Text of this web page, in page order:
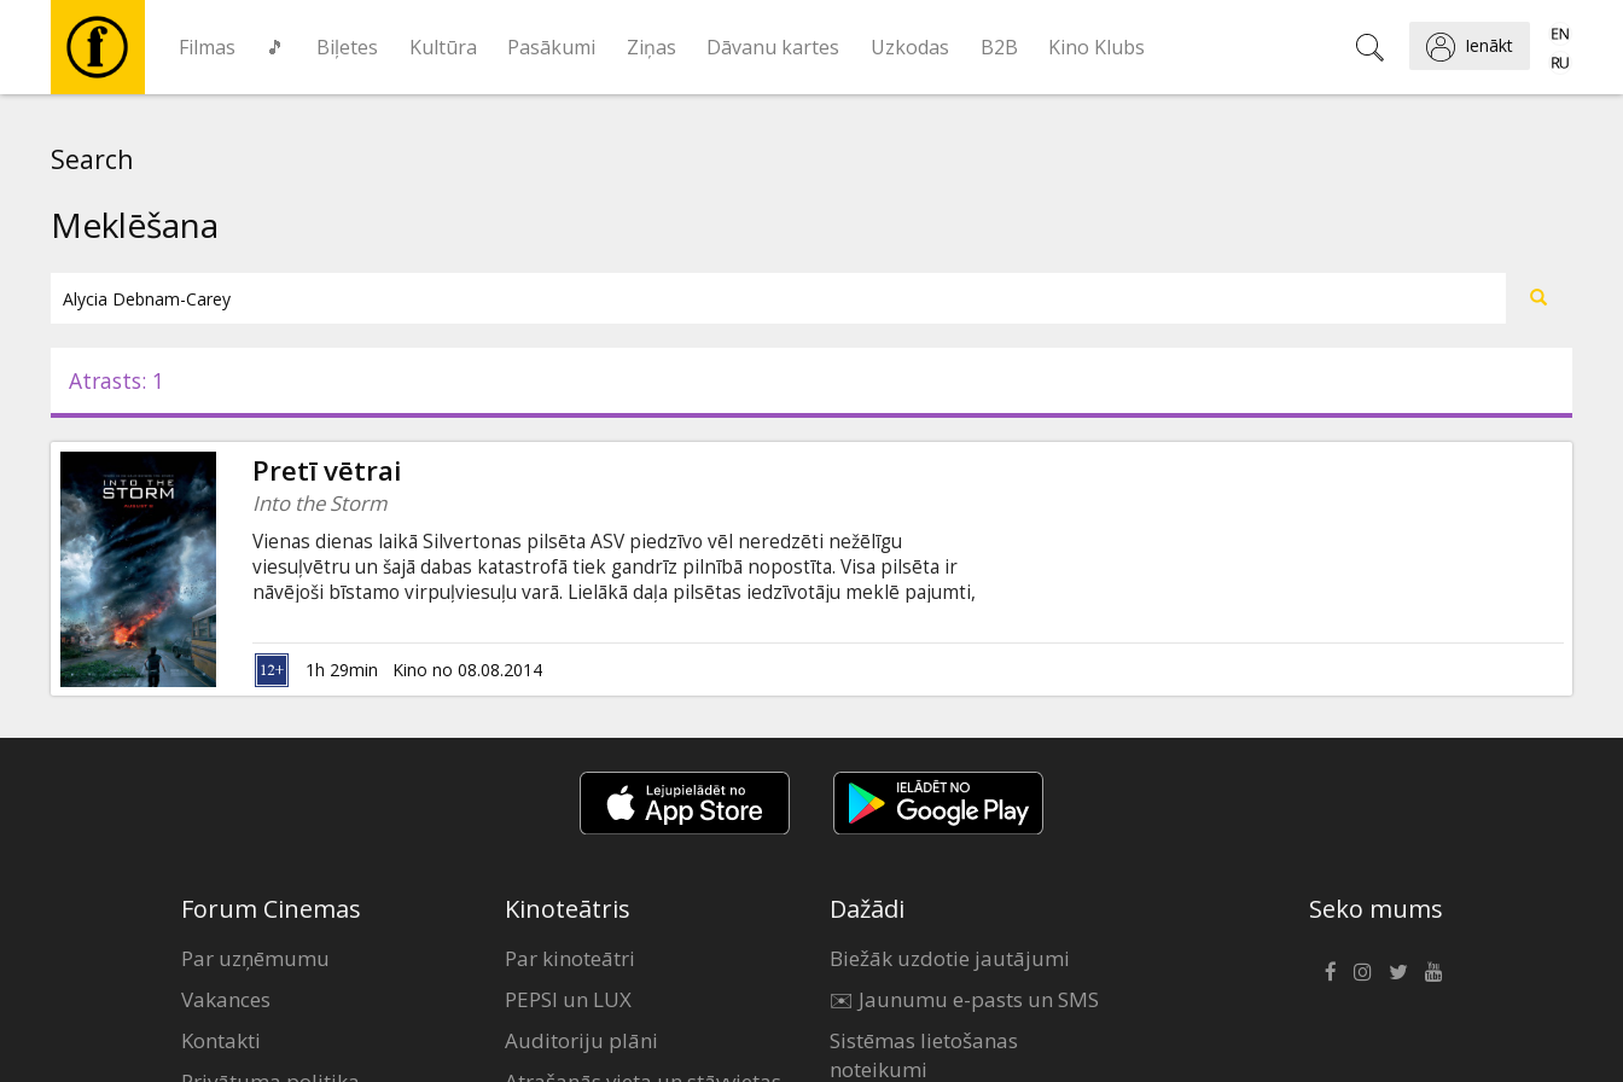
Filmas 🎵 Biļetes Kultūra Pasākumi Ziņas Dāvanu kartes Uzkodas B2B Kino Klubs Ienākt
Pasākumi
Ziņas
Dāvanu
kartes
Uzkodas
B2B
Search
Meklēšana
Atrasts: 1
Pretī vētrai
Into the Storm
Vienas dienas laikā Silvertonas pilsēta ASV piedzīvo vēl neredzēti nežēlīgu
viesuļvētru un šajā dabas katastrofā tiek gandrīz pilnībā nopostīta. Visa pilsēta ir
nāvējoši bīstamo virpuļviesuļu varā. Lielākā daļa pilsētas iedzīvotāju meklē pajumti,
tiek stāstīti caur profesionālu vētru ķērāju, piedzīvojumu meklētāju un drošsirdīgu
pilsētas iedzīvotāju acīm un kamerām. Filmas darbība skatītāju ieved pašā
viesuļvirpuļu epicentrā, ļaujot pieredzēt māti Dabu tās visekstrēmākajā spēkā.
1h 29min Kino no 08.08.2014
Forum Cinemas
Par uzņēmumu
Vakances
Kontakti
Kinoteātris
Par kinoteātri
PEPSI un LUX
Auditoriju plāni
Dažādi
Biežāk uzdotie jautājumi
✉️ Jaunumu e-pasts un SMS
Sistēmas lietošanas
noteikumi
Seko mums